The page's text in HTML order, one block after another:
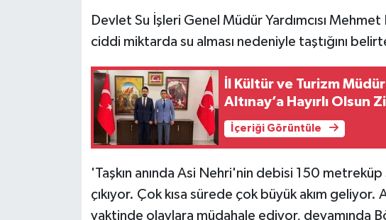
Devlet Su İşleri Genel Müdür Yardımcısı
ciddi miktarda su alması nedeniyle taştığını
İl Kültür ve Turizm
Altınay’a Hayırlı Olsun
İçeriği Görüntüle
'Taşkın anında Asi Nehri'nin debisi 150
çıkıyor. Çok kısa sürede çok büyük akım
vaktinde olaylara müdahale ediyor, devamında